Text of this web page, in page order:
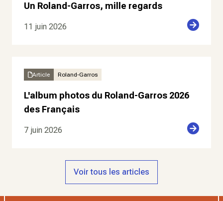
Un Roland-Garros, mille regards
11 juin 2026
Article Roland-Garros
L'album photos du Roland-Garros 2026
des Français
7 juin 2026
Voir tous les articles